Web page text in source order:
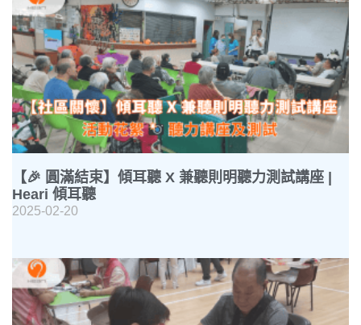
【🎉 圓滿結束】傾耳聽 X 兼聽則明聽力測試講座 |
Heari 傾耳聽
2025-02-20